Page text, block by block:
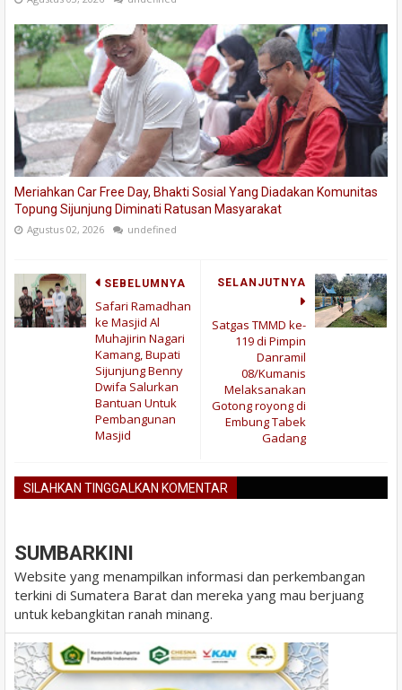
Meriahkan Car Free Day, Bhakti Sosial Yang Diadakan Komunitas
Topung Sijunjung Diminati Ratusan Masyarakat
Agustus 02, 2026 undefined
SELANJUTNYA
Satgas TMMD ke-
119 di Pimpin
Danramil
08/Kumanis
Melaksanakan
Gotong royong di
Embung Tabek
Gadang
SEBELUMNYA
Safari Ramadhan
ke Masjid Al
Muhajirin Nagari
Kamang, Bupati
Sijunjung Benny
Dwifa Salurkan
Bantuan Untuk
Pembangunan
Masjid
SILAHKAN TINGGALKAN KOMENTAR
SUMBARKINI
Website yang menampilkan informasi dan perkembangan
terkini di Sumatera Barat dan mereka yang mau berjuang
untuk kebangkitan ranah minang.